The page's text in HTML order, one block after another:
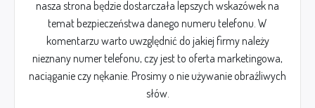
nasza strona będzie dostarczała lepszych wskazówek na
temat bezpieczeństwa danego numeru telefonu. W
komentarzu warto uwzględnić do jakiej firmy należy
nieznany numer telefonu, czy jest to oferta marketingowa,
naciąganie czy nękanie. Prosimy o nie używanie obraźliwych
słów.